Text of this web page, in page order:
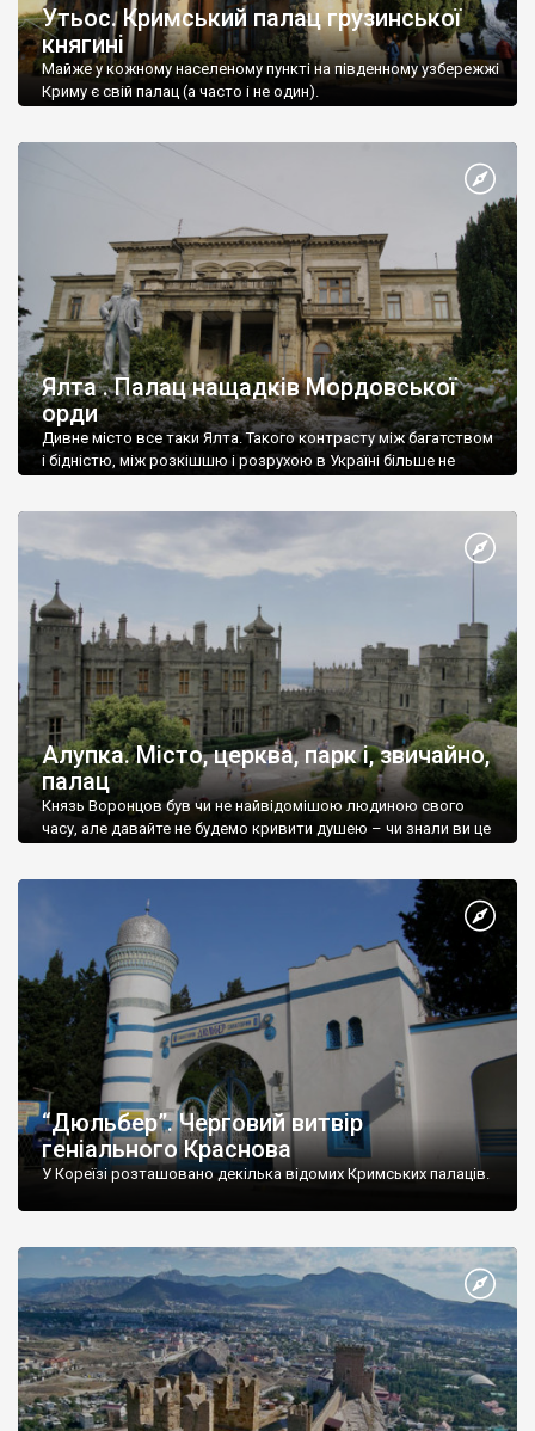
Утьос. Кримський палац грузинської
княгині
Майже у кожному населеному пункті на південному узбережжі
Криму є свій палац (а часто і не один).
Ялта . Палац нащадків Мордовської
орди
Дивне місто все таки Ялта. Такого контрасту між багатством
і бідністю, між розкішшю і розрухою в Україні більше не
Алупка. Місто, церква, парк і, звичайно,
палац
Князь Воронцов був чи не найвідомішою людиною свого
часу, але давайте не будемо кривити душею – чи знали ви це
“Дюльбер”. Черговий витвір
геніального Краснова
У Кореїзі розташовано декілька відомих Кримських палаців.